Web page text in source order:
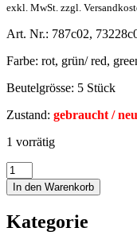
exkl. MwSt. zzgl.
Art. Nr.: 787c02,
Farbe: rot, grün/ red,
Beutelgrösse: 5 Stück
Zustand: gebraucht /
1 vorrätig
In den Warenkorb
Kategorie